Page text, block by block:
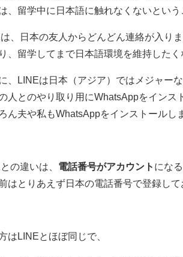
、留学中に日本語に触れなくないという
、日本の友人からどんどん連絡が入り
、留学してまで日本語環境を維持した
、LINEは日本（アジア）ではメジャー
人とのやり取り用にWhatsAppをインス
ん夫や私もWhatsAppをインストールし
の違いは、 電話番号がアカウント にな
はとりあえず日本の電話番号で登録し
はLINEとほぼ同じで、